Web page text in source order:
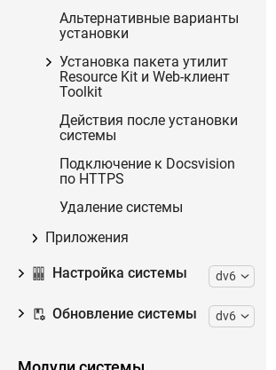
Альтернативные варианты
установки
Установка пакета утилит
Resource Kit и Web-клиент
Toolkit
Действия после установки
системы
Подключение к Docsvision
по HTTPS
Удаление системы
Приложения
Настройка системы dv6
Обновление системы dv6